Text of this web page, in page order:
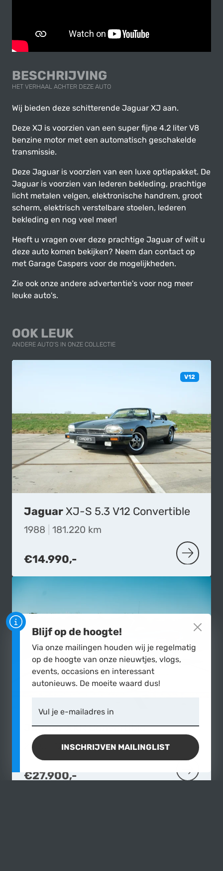
BESCHRIJVING
HET VERHAAL ACHTER DEZE AUTO
Wij bieden deze schitterende Jaguar XJ aan.
Deze XJ is voorzien van een super fijne 4.2 liter V8
benzine motor met een automatisch geschakelde
transmissie.
Deze Jaguar is voorzien van een luxe optiepakket. De
Jaguar is voorzien van lederen bekleding, prachtige
licht metalen velgen, elektronische handrem, groot
scherm, elektrisch verstelbare stoelen, lederen
bekleding en nog veel meer!
Heeft u vragen over deze prachtige Jaguar of wilt u
deze auto komen bekijken? Neem dan contact op
met Garage Caspers voor de mogelijkheden.
Zie ook onze andere advertentie's voor nog meer
leuke auto's.
OOK LEUK
ANDERE AUTO'S IN ONZE COLLECTIE
V12
Jaguar XJ-S 5.3 V12 Convertible
1988 181.220 km
€14.990,- MEER
Jaguar XKR Convertible
2005 122.160 km
€27.900,- MEER
Blijf op de hoogte!
Via onze mailingen houden wij je regelmatig
op de hoogte van onze nieuwtjes, vlogs,
events, occasions en interessant
autonieuws. De moeite waard dus!
Vul je e-mailadres in
INSCHRIJVEN MAILINGLIST